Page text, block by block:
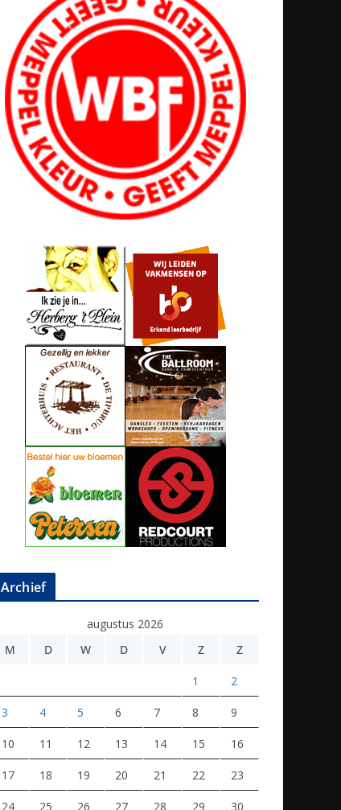
Archief
augustus 2026
M
D W D V Z Z
1 2
3 4 5 6 7 8 9
10 11 12 13 14 15 16
17 18 19 20 21 22 23
24 25 26 27 28 29 30